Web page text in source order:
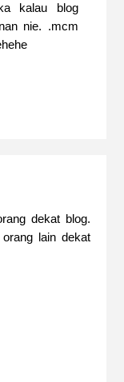
kalau blog
nie. .mcm
dekat blog.
lain dekat